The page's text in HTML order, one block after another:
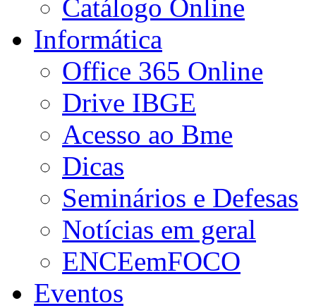
Catálogo Online
Informática
Office 365 Online
Drive IBGE
Acesso ao Bme
Dicas
Seminários e Defesas
Notícias em geral
ENCEemFOCO
Eventos